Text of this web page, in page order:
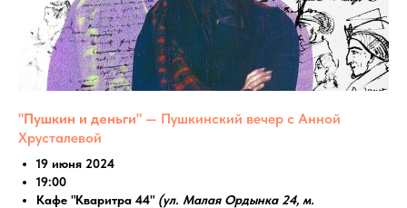
"Пушкин и деньги" — Пушкинский вечер с Анной
Хрусталевой
19 июня 2024
19:00
Кафе "Кваритра 44" (ул. Малая Ордынка 24, м.